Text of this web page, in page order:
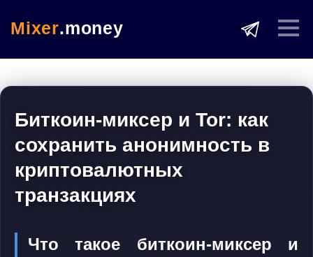
Mixer.money
Биткоин-миксер и Tor: как
сохранить анонимность в
криптовалютных
транзакциях
Что такое биткоин-миксер и